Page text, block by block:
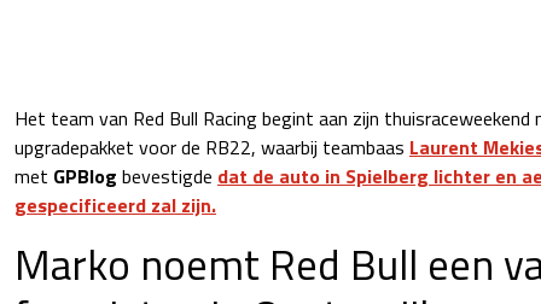
Het team van Red Bull Racing begint aan zijn
upgradepakket voor de RB22, waarbij teambaas Laurent
met GPBlog bevestigde dat de auto in Spielberg lichter en
gespecificeerd zal zijn.
Marko noemt Red Bull een